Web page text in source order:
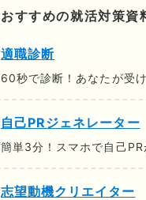
おすすめの就活対策資
適職診断
60秒で診断！あなたが受
自己PRジェネレーター
簡単3分！スマホで自己PR
志望動機クリエイター